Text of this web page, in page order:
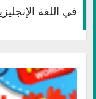
في اللغة